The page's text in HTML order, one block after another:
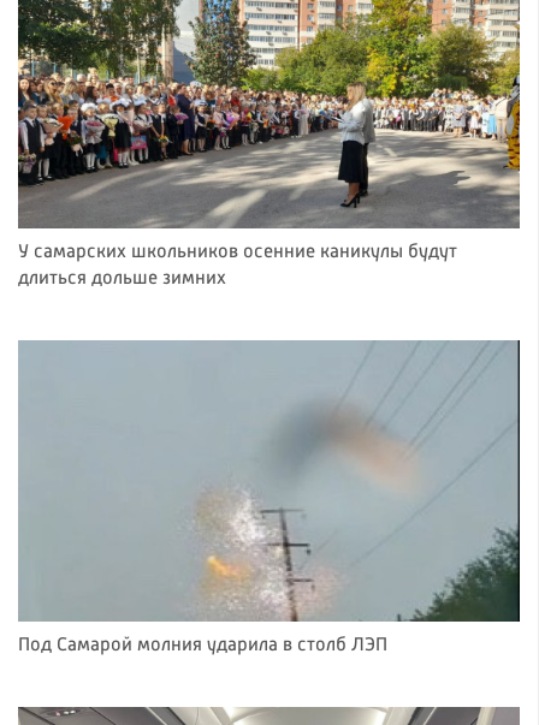
У самарских школьников осенние каникулы будут
длиться дольше зимних
Под Самарой молния ударила в столб ЛЭП